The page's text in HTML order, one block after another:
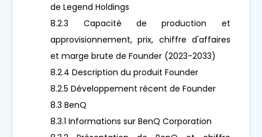
de Legend Holdings
8.2.3 Capacité de production et
approvisionnement, prix, chiffre d'affaires
et marge brute de Founder (2023-2033)
8.2.4 Description du produit Founder
8.2.5 Développement récent de Founder
8.3 BenQ
8.3.1 Informations sur BenQ Corporation